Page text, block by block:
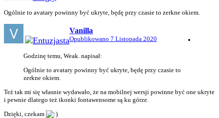
Ogólnie to avatary powinny być ukryte, będę przy czasie to zerkne okiem.
Vanilla
Opublikowano 7 Listopada 2020
Godzinę temu, Weak. napisał:
Ogólnie to avatary powinny być ukryte, będę przy czasie to
zerkne okiem.
Też tak mi się własnie wydawało, że na mobilnej wersji powinne być one ukryte
i pewnie dlatego też ikonki fontawensome są ku górze.
Dzięki, czekam